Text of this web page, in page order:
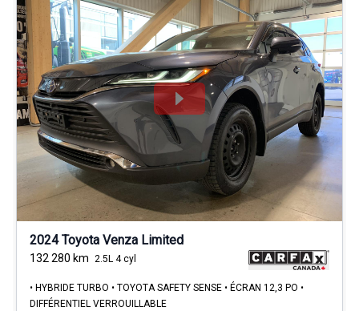
2024 Toyota Venza Limited
132 280 km 2.5L 4 cyl
• HYBRIDE TURBO • TOYOTA SAFETY SENSE • ÉCRAN 12,3 PO •
DIFFÉRENTIEL VERROUILLABLE